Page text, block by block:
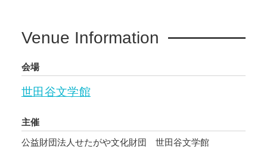
Venue Information
会場
世田谷文学館
主催
公益財団法人せたがや文化財団 世田谷文学館